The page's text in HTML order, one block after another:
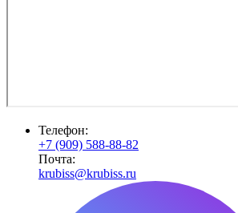
Телефон:
+7 (909) 588-88-82
Почта:
krubiss@krubiss.ru